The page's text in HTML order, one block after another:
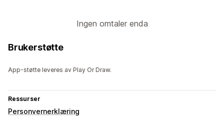
Ingen omtaler enda
Brukerstøtte
App-støtte leveres av Play Or Draw.
Ressurser
Personvernerklæring